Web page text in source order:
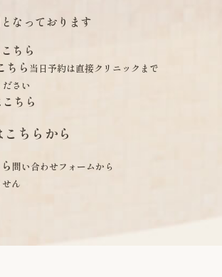
なっております
ちら
ちら 当日予約は直接クリニックまで
さい
ちら
ちらから
問い合わせフォームから
ん